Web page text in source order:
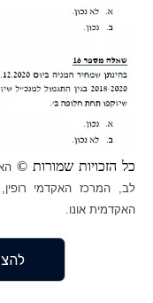
כל הזכויות שמורות ©
לב, המרכז האקדמי
האקדמית אונו.